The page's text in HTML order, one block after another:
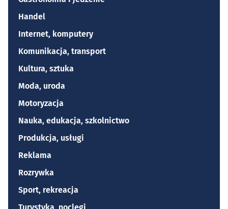
Handel
Internet, komputery
Komunikacja, transport
Kultura, sztuka
Moda, uroda
Motoryzacja
Nauka, edukacja, szkolnictwo
Produkcja, usługi
Reklama
Rozrywka
Sport, rekreacja